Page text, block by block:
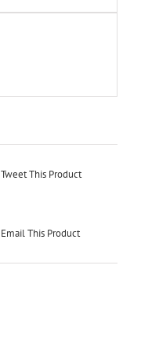
Tweet This Product
Email This Product